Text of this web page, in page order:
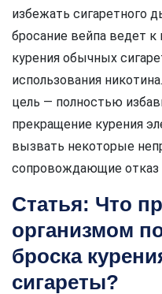
избежать сигаретного
бросание вейпа ведет
курения обычных
использования
цель — полностью
прекращение курения
вызвать некоторые
сопровождающие отказ
Статья: Что
организмом
броска
сигареты?